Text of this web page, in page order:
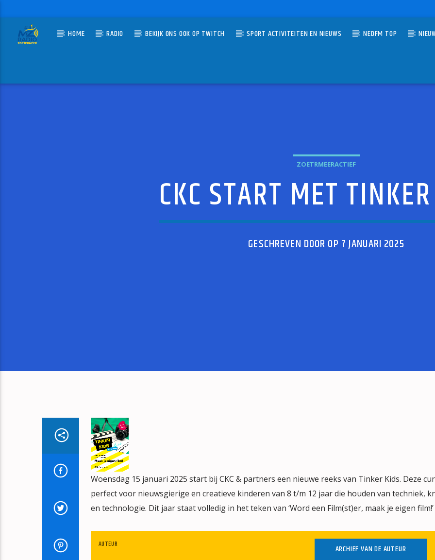
HOME RADIO BEKIJK ONS OOK OP TWITCH SPORT ACTIVITEITEN EN NIEUWS NEDFM TOP
ZOETRMEERACTIEF
CKC START MET
GESCHREVEN DOOR OP 7 JANUARI 2025
Woensdag 15 januari 2025 start bij CKC & partners een nieuwe reeks van Tinker Kids. Deze
perfect voor nieuwsgierige en creatieve kinderen van 8 t/m 12 jaar die houden van techniek,
en technologie. Dit jaar staat volledig in het teken van ‘Word een Film(st)er, maak je eigen film!’
AUTEUR ARCHIEF VAN DE AUTEUR